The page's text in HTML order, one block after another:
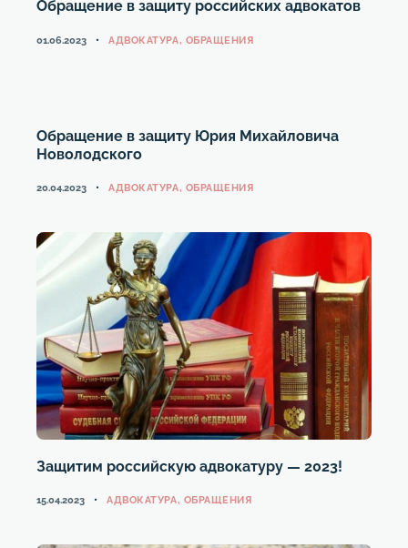
Обращение в защиту российских адвокатов
01.06.2023 КАТЕГОРИИ
АДВОКАТУРА, ОБРАЩЕНИЯ
Обращение в защиту Юрия Михайловича
Новолодского
20.04.2023 КАТЕГОРИИ
АДВОКАТУРА, ОБРАЩЕНИЯ
Защитим российскую адвокатуру — 2023!
15.04.2023 КАТЕГОРИИ
АДВОКАТУРА, ОБРАЩЕНИЯ